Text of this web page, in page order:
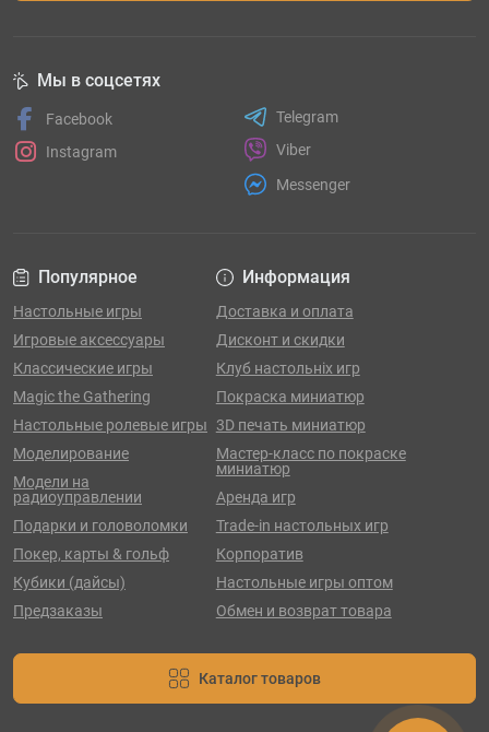
Популярное
Настольные игры
Игровые аксессуары
Классические игры
Magic the Gathering
Настольные ролевые игры
Моделирование
Модели на
радиоуправлении
Подарки и головоломки
Покер, карты & гольф
Кубики (дайсы)
Предзаказы
Информация
Доставка и оплата
Дисконт и скидки
Клуб настольніх игр
Покраска миниатюр
3D печать миниатюр
Мастер-класс по покраске
миниатюр
Аренда игр
Trade-in настольных игр
Корпоратив
Настольные игры оптом
Обмен и возврат товара
Каталог товаров
Мы в соцсетях
Facebook
Instagram
Telegram
Viber
Messenger